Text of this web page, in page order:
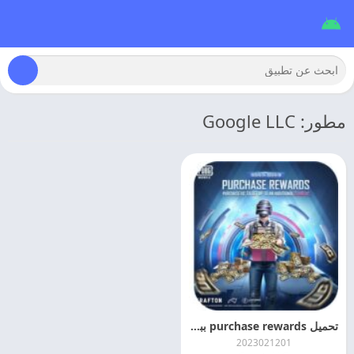
مطور: Google LLC
تحميل purchase rewards ببجي 2026 اخر اصدار مجانا
2023021201